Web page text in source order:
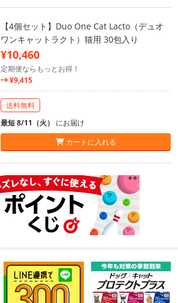
【4個セット】Duo One Cat Lacto（デュオ
ワンキャットラクト）猫用 30包入り
¥10,460
定期便ならもっとお得！
¥9,415
送料無料
最短 8/11（火） にお届け
カートに入れる